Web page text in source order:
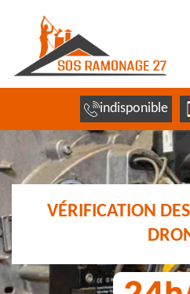
indisponible
VÉRIFICATION